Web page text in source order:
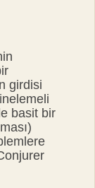
girdisi
basit bir